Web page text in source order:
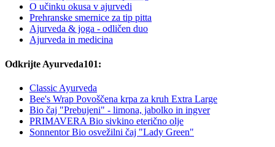
O učinku okusa v ajurvedi
Prehranske smernice za tip pitta
Ajurveda & joga - odličen duo
Ajurveda in medicina
Odkrijte Ayurveda101:
Classic Ayurveda
Bee's Wrap Povoščena krpa za kruh Extra Large
Bio čaj "Prebujeni" - limona, jabolko in ingver
PRIMAVERA Bio sivkino eterično olje
Sonnentor Bio osvežilni čaj "Lady Green"